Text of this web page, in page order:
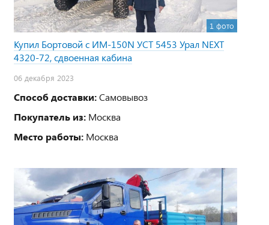
1 фото
Купил Бортовой с ИМ-150N УСТ 5453 Урал NEXT
4320-72, сдвоенная кабина
06 декабря 2023
Способ доставки:Самовывоз
Покупатель из: Москва
Место работы: Москва